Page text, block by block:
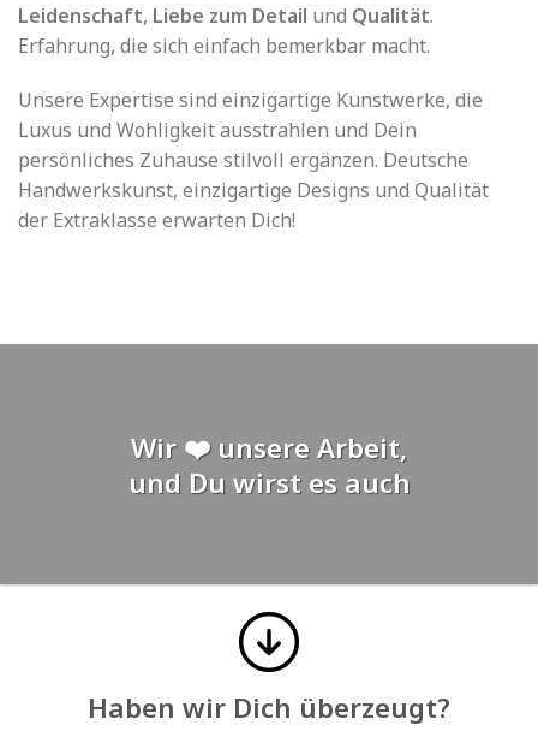
Leidenschaft, Liebe zum Detail und Qualität.
Erfahrung, die sich einfach bemerkbar macht.
Unsere Expertise sind einzigartige Kunstwerke, die
Luxus und Wohligkeit ausstrahlen und Dein
persönliches Zuhause stilvoll ergänzen. Deutsche
Handwerkskunst, einzigartige Designs und Qualität
der Extraklasse erwarten Dich!
Wir ❤️ unsere Arbeit,
und Du wirst es auch
Haben wir Dich überzeugt?